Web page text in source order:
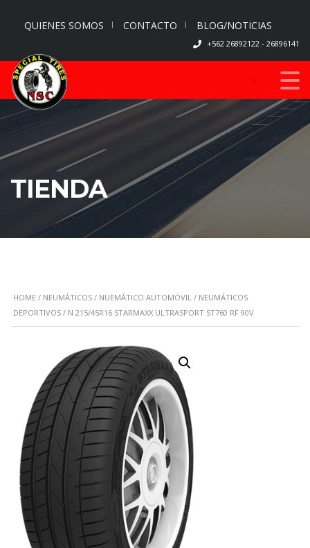
QUIENES SOMOS CONTACTO BLOG/NOTICIAS
+562 26892122 - 26896141
TIENDA
HOME / NEUMÁTICOS / NUEMÁTICO AUTOMÓVIL / NEUMÁTICOS
DEPORTIVOS / N 215/45R16 STARMAXX ULTRASPORT ST760 RF 90V